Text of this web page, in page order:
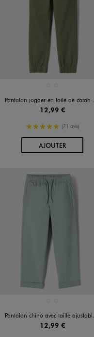
Pantalon jogger en toile de coton stretch garçon
12,99 €
5/5 de moyenne
(71 avis)
AJOUTERAU PANIER
Pantalon chino avec taille ajustable garçon
12,99 €